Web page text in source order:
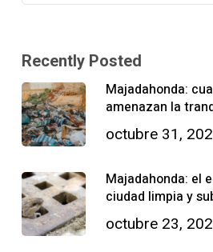
Recently Posted
Majadahonda:
amenazan la
octubre 31,
Majadahonda: el
ciudad limpia y
octubre 23,